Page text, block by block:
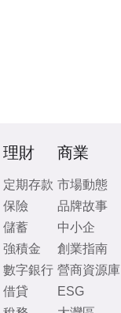
理財
定期存款
保險
儲蓄
強積金
數字銀行
借貸
商業
市場動態
品牌故事
中小企
創業指南
營商資源庫
ESG